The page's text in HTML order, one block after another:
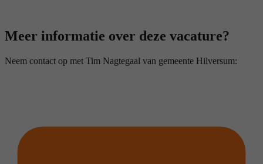
Meer informatie over deze vacature?
Neem contact op met Tim Nagtegaal van gemeente Hilversum: